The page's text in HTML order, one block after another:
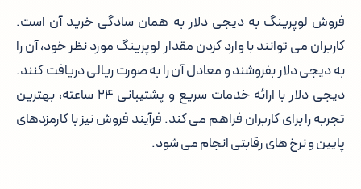
فروش لوپرینگ به دیجی دلار به همان سادگی خرید آن است.
کاربران می توانند با وارد کردن مقدار لوپرینگ مورد نظر خود، آن را
به دیجی دلار بفروشند و معادل آن را به صورت ریالی دریافت کنند.
دیجی دلار با ارائه خدمات سریع و پشتیبانی ۲۴ ساعته، بهترین
تجربه را برای کاربران فراهم می کند. فرآیند فروش نیز با کارمزدهای
پایین و نرخ های رقابتی انجام می شود.